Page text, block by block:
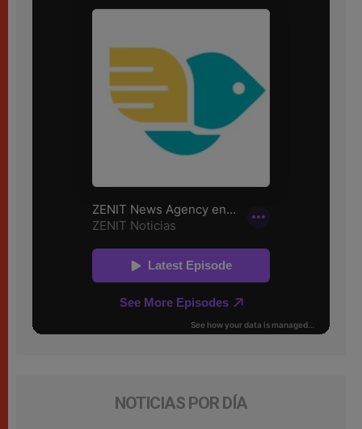
NOTICIAS POR DÍA